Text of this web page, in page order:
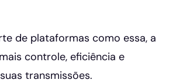
de plataformas como essa, a
controle, eficiência e
transmissões.